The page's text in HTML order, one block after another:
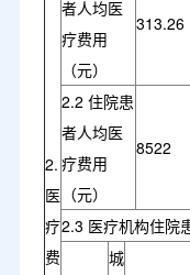
2.
医
疗
费
者人均医
疗费用
（元）
313.26
2.2 住院患
者人均医
疗费用
（元）
8522
2.3 医疗机构住院
城